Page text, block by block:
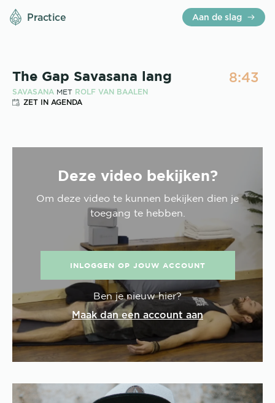
Practice Aan de slag
The Gap Savasana lang 8:43
SAVASANAMET ROLF VAN BAALEN
ZET IN AGENDA
Deze video bekijken?
Om deze video te kunnen bekijken dien je
toegang te hebben.
INLOGGEN OP JOUW ACCOUNT
Ben je nieuw hier?
Maak dan een account aan